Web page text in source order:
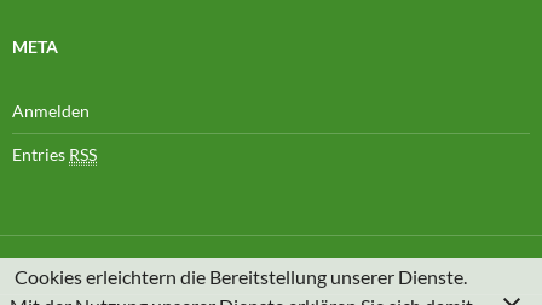
META
Anmelden
Entries RSS
Cookies erleichtern die Bereitstellung unserer Dienste.